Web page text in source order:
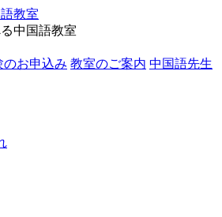
中国語教室
のお申込み 教室のご案内 中国語先生